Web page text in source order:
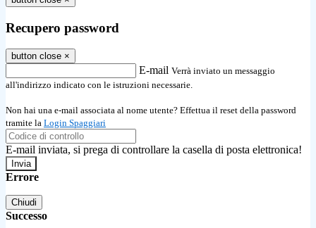
Recupero password
button close ×
E-mail Verrà inviato un messaggio
all'indirizzo indicato con le istruzioni necessarie.
Non hai una e-mail associata al nome utente? Effettua il reset della password
tramite la Login Spaggiari
E-mail inviata, si prega di controllare la casella di posta elettronica!
Errore
Chiudi
Successo